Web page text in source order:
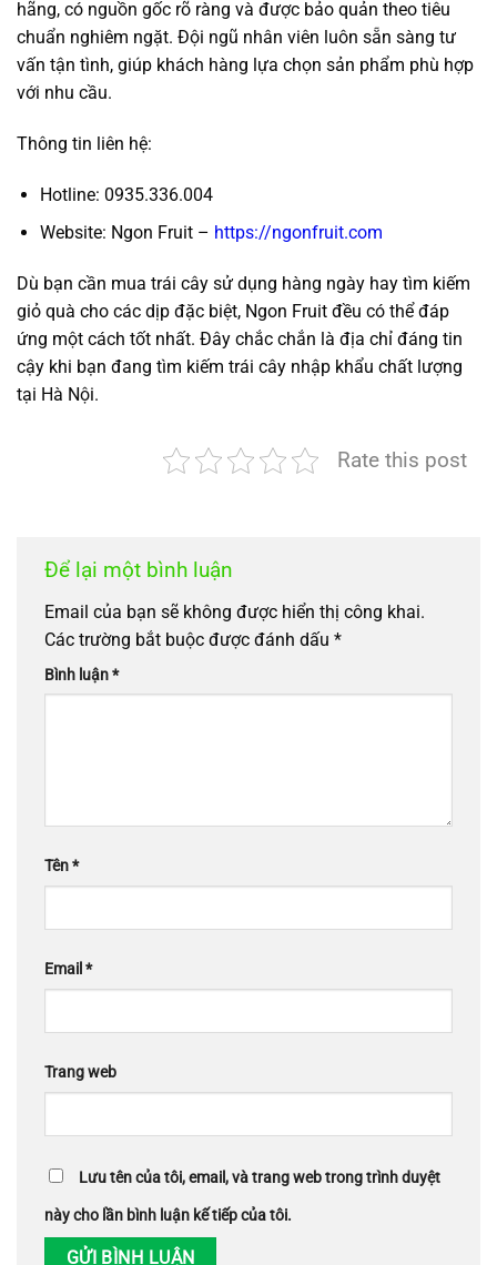
hãng, có nguồn gốc rõ ràng và được bảo quản theo tiêu
chuẩn nghiêm ngặt. Đội ngũ nhân viên luôn sẵn sàng tư
vấn tận tình, giúp khách hàng lựa chọn sản phẩm phù hợp
với nhu cầu.
Thông tin liên hệ:
Hotline: 0935.336.004
Website: Ngon Fruit – https://ngonfruit.com
Dù bạn cần mua trái cây sử dụng hàng ngày hay tìm kiếm
giỏ quà cho các dịp đặc biệt, Ngon Fruit đều có thể đáp
ứng một cách tốt nhất. Đây chắc chắn là địa chỉ đáng tin
cậy khi bạn đang tìm kiếm trái cây nhập khẩu chất lượng
tại Hà Nội.
Rate this post
Để lại một bình luận
Email của bạn sẽ không được hiển thị công khai.
Các trường bắt buộc được đánh dấu *
Bình luận*
Tên*
Email *
Trang web
Lưu tên của tôi, email, và trang web trong trình duyệt
này cho lần bình luận kế tiếp của tôi.